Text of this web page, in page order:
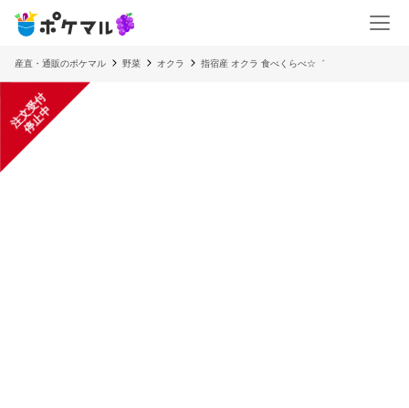
産直・通販のポケマル 野菜 オクラ 指宿産 オクラ 食べくらべ☆゛
注
文
受
付
停
止
中